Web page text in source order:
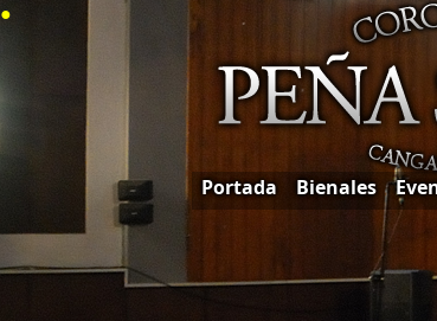
●
Portada Bienales